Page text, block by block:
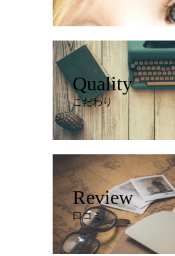
Quality
こだわり
Review
口コミ